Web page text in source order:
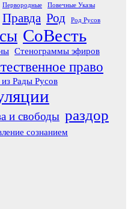
Первородные Повечные Указы
Правда Род Род Русов
СоВесть
Стенограммы эфиров
право
Рады Русов
и свободы раздор
сознанием